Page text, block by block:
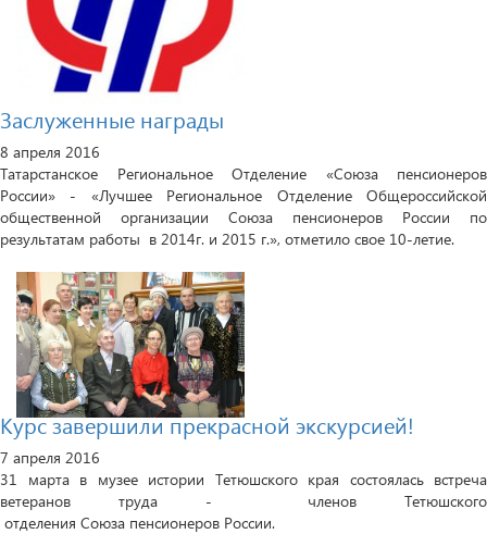
Заслуженные награды
8 апреля 2016
Татарстанское Региональное Отделение «Союза пенсионеров
России» - «Лучшее Региональное Отделение Общероссийской
общественной организации Союза пенсионеров России по
результатам работы в 2014г. и 2015 г.», отметило свое 10-летие.
Курс завершили прекрасной экскурсией!
7 апреля 2016
31 марта в музее истории Тетюшского края состоялась встреча
ветеранов труда - членов Тетюшского
отделения Союза пенсионеров России.